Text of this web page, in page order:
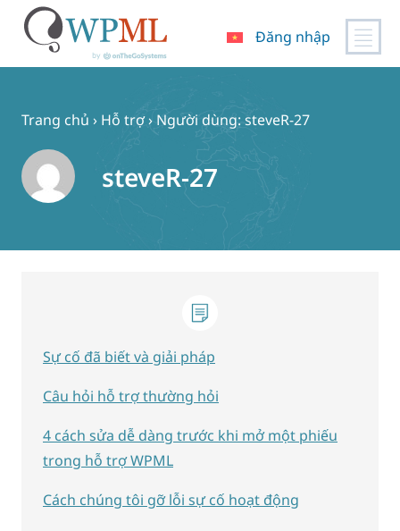
Đăng nhập
Trang chủ › Hỗ trợ› Người dùng: steveR-27
steveR-27
Sự cố đã biết và giải pháp
Câu hỏi hỗ trợ thường hỏi
4 cách sửa dễ dàng trước khi mở một phiếu
trong hỗ trợ WPML
Cách chúng tôi gỡ lỗi sự cố hoạt động